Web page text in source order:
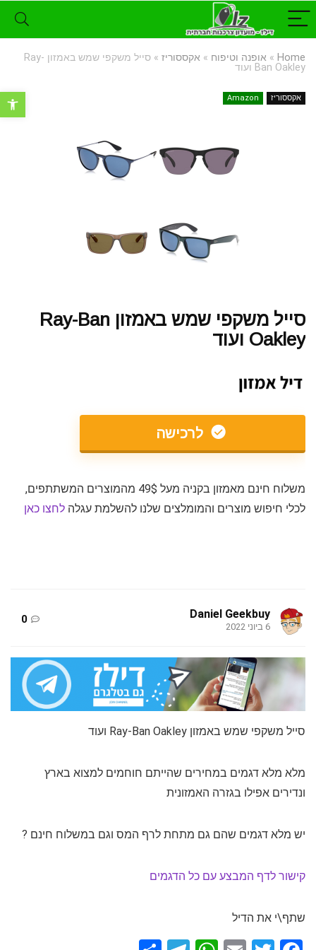
פתח
Home
» אופנה וטיפוח » אקססוריז »
סייל משקפי שמש באמזון Ray-
Ban Oakley ועוד
אקססוריז Amazon
סייל משקפי שמש באמזון Ray-Ban
Oakley ועוד
לרכישה
משלוח חינם מאמזון בקניה מעל 49$ מהמוצרים המשתתפים,
לכלי חיפוש מוצרים והמומלצים שלנו להשלמת עגלה לחצו כאן
Daniel Geekbuy
6 ביוני 2022
0
סייל משקפי שמש באמזון Ray-Ban Oakley ועוד
מלא מלא דגמים במחירים שהייתם חוחמים למצוא בארץ
ונדירים אפילו בגזרה האמזונית
יש מלא דגמים שהם גם מתחת לרף המס וגם במשלוח חינם ?
קישור לדף המבצע עם כל הדגמים
שתף\י את הדיל